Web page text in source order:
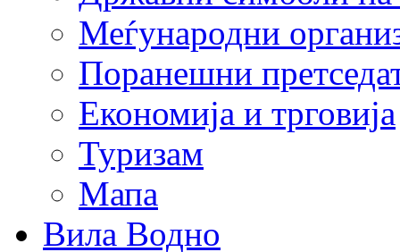
Меѓународни
Поранешни
Економија и трговија
Туризам
Мапа
Вила Водно